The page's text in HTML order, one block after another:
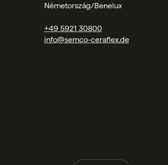
Németország/Benelux
+49 5921 30800
info@semco-ceraflex.de